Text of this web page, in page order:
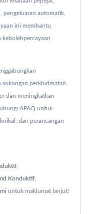
automatik,
ini membantu
kebolehpercayaan
sokongan perkhidmatan
dan meningkatkan
APAQ untuk
dan perancangan
Konduktif
untuk maklumat lanjut!